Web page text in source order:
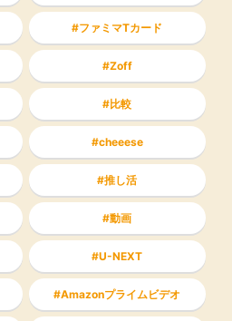
ファミマTカード
Zoff
比較
cheeese
推し活
動画
U-NEXT
Amazonプライムビデオ